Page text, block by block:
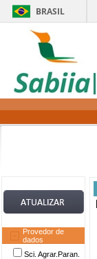
BRASIL
Provedor de
dados
Sci. Agrar.Paran.